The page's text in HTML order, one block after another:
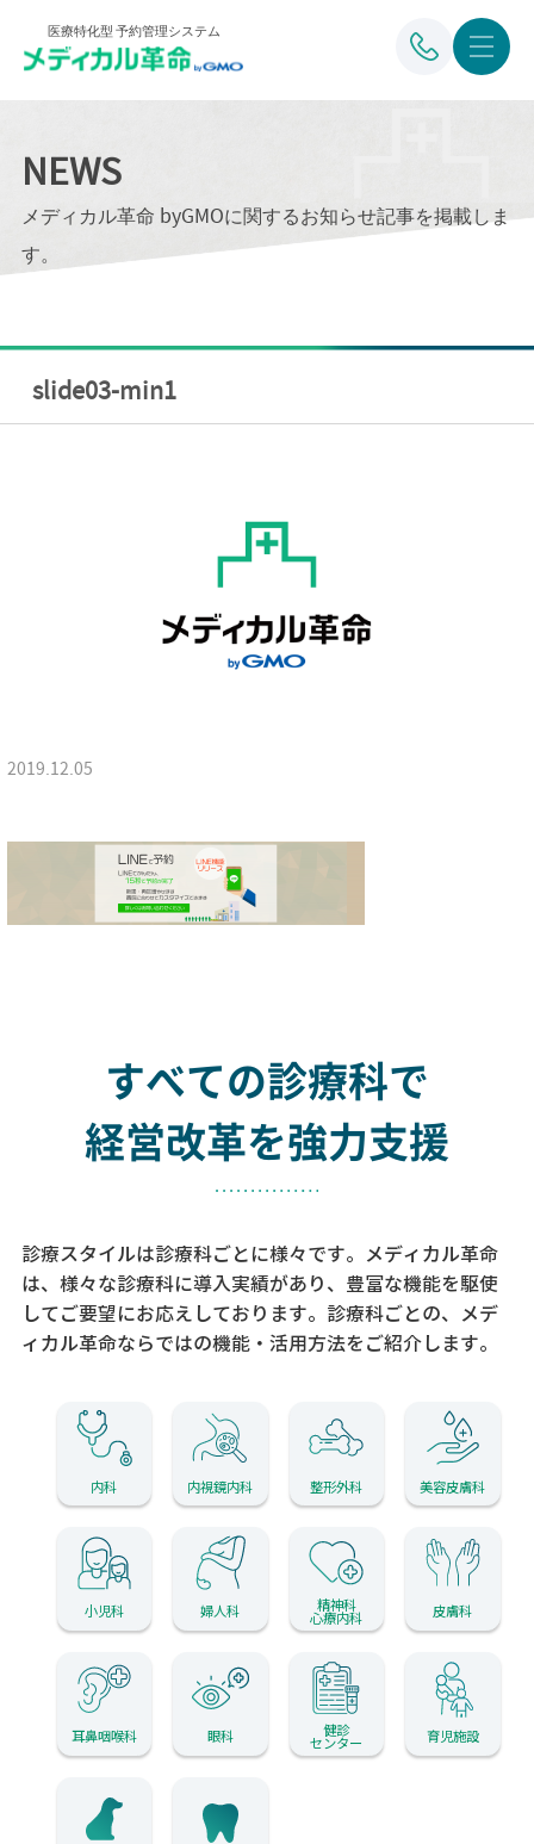
医療特化型 予約管理システム
NEWS
メディカル革命 byGMOに関するお知らせ記事を掲載しま
す。
slide03-min1
2019.12.05
すべての診療科で
経営改革を強力支援
診療スタイルは診療科ごとに様々です。メディカル革命
は、様々な診療科に導入実績があり、 豊富な機能を駆使
してご要望にお応えしております。 診療科ごとの、メデ
ィカル革命ならではの機能・活用方法をご紹介します。
内科 内視鏡内科 整形外科 美容皮膚科
小児科 婦人科 精神科
心療内科 皮膚科
耳鼻咽喉科 眼科 健診
センター 育児施設